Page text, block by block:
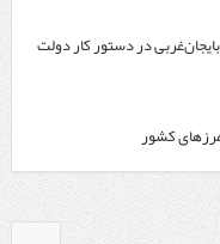
در دستور کار دولت
کشور